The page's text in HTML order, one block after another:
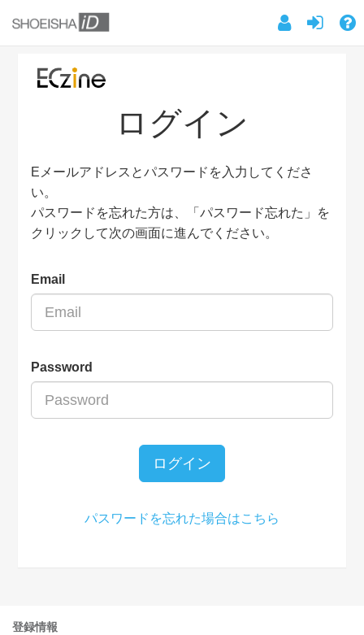
ログイン
Eメールアドレスとパスワードを入力してくださ
い。
パスワードを忘れた方は、「パスワード忘れた」を
クリックして次の画面に進んでください。
Email
Password
ログイン
パスワードを忘れた場合はこちら
登録情報